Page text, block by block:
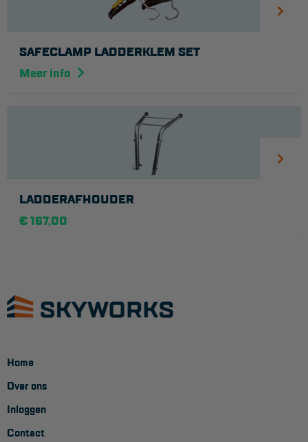
SUPPORT
Garantie
SAFECLAMP LADDERKLEM SET
Meer info
LADDERAFHOUDER
€ 167,00
Home
Over ons
Inloggen
Contact